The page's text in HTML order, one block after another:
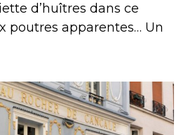
d’huîtres dans ce
poutres apparentes… Un